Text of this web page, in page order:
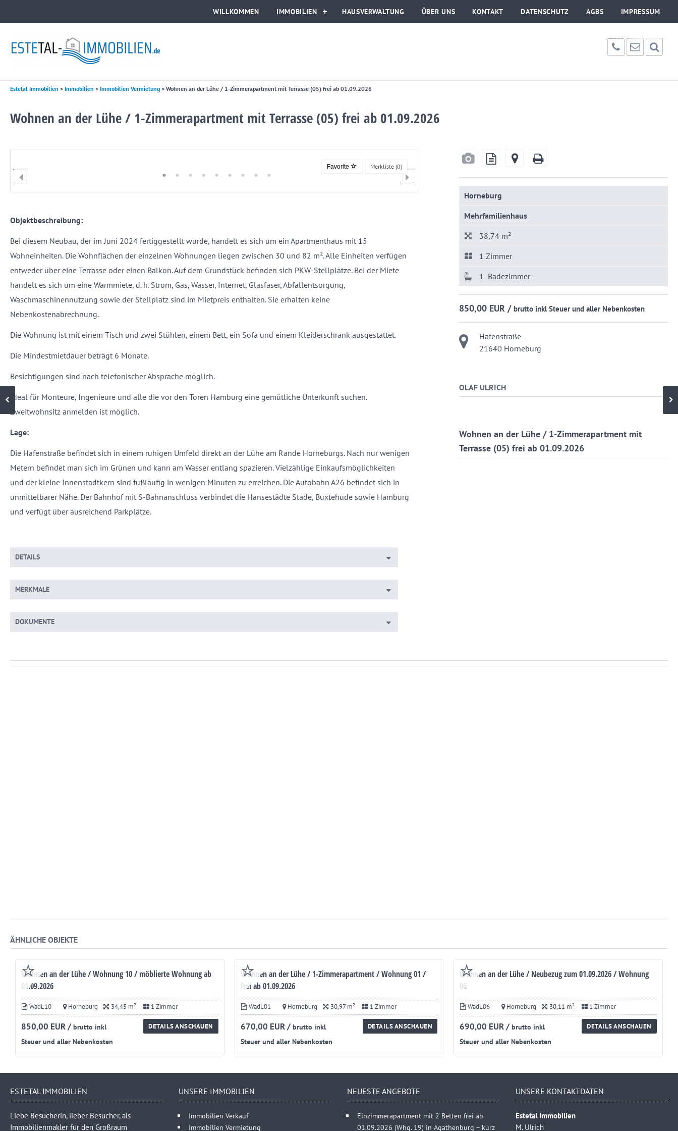
WILLKOMMEN IMMOBILIEN HAUSVERWALTUNG ÜBER UNS KONTAKT DATENSCHUTZ AGBS IMPRESSUM
Estetal Immobilien > Immobilien > Immobilien Vermietung > Wohnen an der Lühe / 1-Zimmerapartment mit Terrasse (05) frei ab 01.09.2026
Wohnen an der Lühe / 1-Zimmerapartment mit Terrasse (05) frei ab 01.09.2026
Merkliste (0)
Favorite
Objektbeschreibung:
Bei diesem Neubau, der im Juni 2024 fertiggestellt wurde, handelt es sich um ein Apartmenthaus mit 15
Wohneinheiten. Die Wohnflächen der einzelnen Wohnungen liegen zwischen 30 und 82 m². Alle Einheiten verfügen
entweder über eine Terrasse oder einen Balkon. Auf dem Grundstück befinden sich PKW-Stellplätze. Bei der Miete
handelt es sich um eine Warmmiete, d. h. Strom, Gas, Wasser, Internet, Glasfaser, Abfallentsorgung,
Waschmaschinennutzung sowie der Stellplatz sind im Mietpreis enthalten. Sie erhalten keine
Nebenkostenabrechnung.
Die Wohnung ist mit einem Tisch und zwei Stühlen, einem Bett, ein Sofa und einem Kleiderschrank ausgestattet.
Die Mindestmietdauer beträgt 6 Monate.
Besichtigungen sind nach telefonischer Absprache möglich.
Ideal für Monteure, Ingenieure und alle die vor den Toren Hamburg eine gemütliche Unterkunft suchen.
Zweitwohnsitz anmelden ist möglich.
Lage:
Die Hafenstraße befindet sich in einem ruhigen Umfeld direkt an der Lühe am Rande Horneburgs. Nach nur wenigen
Metern befindet man sich im Grünen und kann am Wasser entlang spazieren. Vielzählige Einkaufsmöglichkeiten
und der kleine Innenstadtkern sind fußläufig in wenigen Minuten zu erreichen. Die Autobahn A26 befindet sich in
unmittelbarer Nähe. Der Bahnhof mit S-Bahnanschluss verbindet die Hansestädte Stade, Buxtehude sowie Hamburg
und verfügt über ausreichend Parkplätze.
DETAILS
MERKMALE
DOKUMENTE
Horneburg
Mehrfamilienhaus
38,74 m²
1 Zimmer
1 Badezimmer
850,00 EUR /brutto inkl Steuer und aller Nebenkosten
Hafenstraße
21640 Horneburg
OLAF ULRICH
Wohnen an der Lühe / 1-Zimmerapartment mit
Terrasse (05) frei ab 01.09.2026
ÄHNLICHE OBJEKTE
Wohnen an der Lühe / Wohnung 10 / möblierte Wohnung ab
01.09.2026
WadL10 Horneburg 34,45 m² 1 Zimmer
850,00 EUR / brutto inkl
Steuer und aller Nebenkosten
DETAILS ANSCHAUEN
Wohnen an der Lühe / 1-Zimmerapartment / Wohnung 01 /
frei ab 01.09.2026
WadL01 Horneburg 30,97 m² 1 Zimmer
670,00 EUR / brutto inkl
Steuer und aller Nebenkosten
DETAILS ANSCHAUEN
Wohnen an der Lühe / Neubezug zum 01.09.2026 / Wohnung
06
WadL06 Horneburg 30,11 m² 1 Zimmer
690,00 EUR /brutto inkl
Steuer und aller Nebenkosten
DETAILS ANSCHAUEN
ESTETAL IMMOBILIEN
Liebe Besucherin, lieber Besucher, als
Immobilienmakler für den Großraum
UNSERE IMMOBILIEN
Immobilien Verkauf
Immobilien Vermietung
NEUESTE ANGEBOTE
Einzimmerapartment mit 2 Betten frei ab
01.09.2026 (Whg. 19) in Agathenburg – kurz
UNSERE KONTAKTDATEN
Estetal Immobilien
M. Ulrich